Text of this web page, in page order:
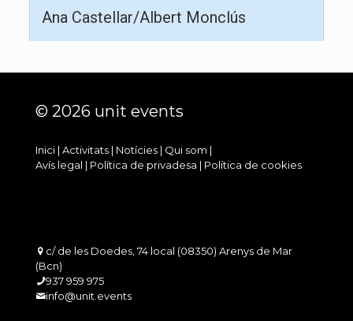
Ana Castellar/Albert Monclús
© 2026 unit events
Inici | Activitats | Notícies | Qui som |
Avís legal | Política de privadesa | Política de cookies
c/ de les Doedes, 74 local (08350) Arenys de Mar
(Bcn)
937 959 975
info@unit.events